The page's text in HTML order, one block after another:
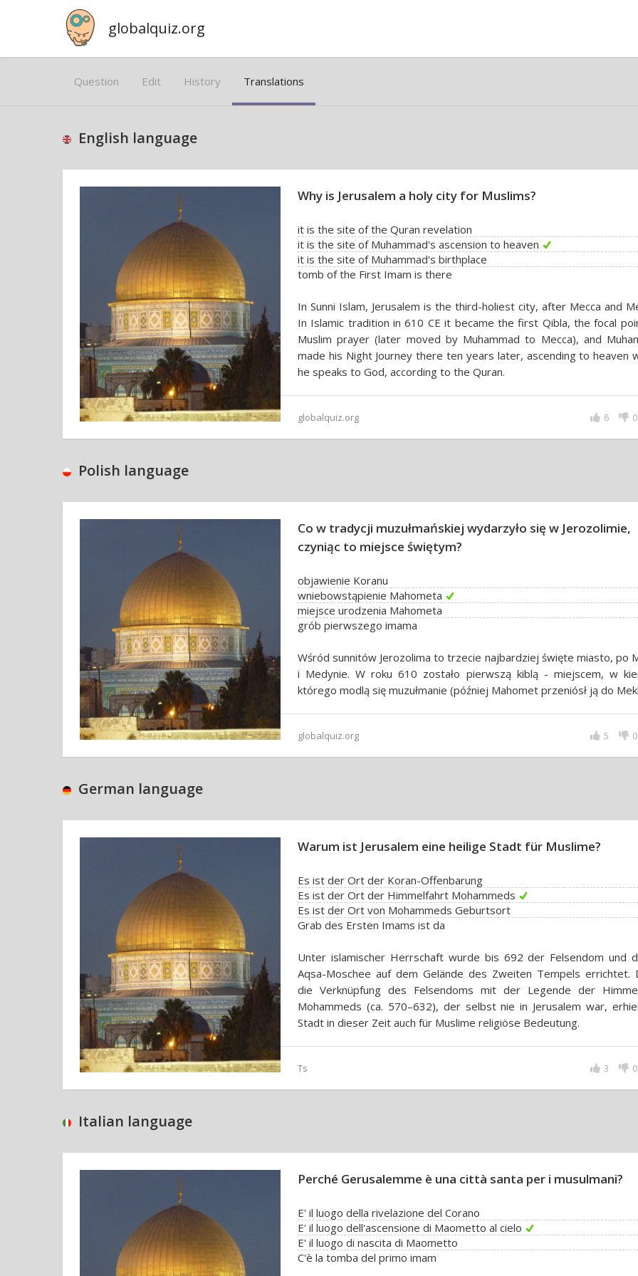
globalquiz.org
Question Edit History Translations
English language
Why is Jerusalem a holy city for Muslims?
it is the site of the Quran revelation
it is the site of Muhammad's ascension to heaven
it is the site of Muhammad's birthplace
tomb of the First Imam is there
In Sunni Islam, Jerusalem is the third-holiest city, after Mecca and
In Islamic tradition in 610 CE it became the first Qibla, the focal
Muslim prayer (later moved by Muhammad to Mecca), and
made his Night Journey there ten years later, ascending to heaven
he speaks to God, according to the Quran.
globalquiz.org 0
6
Polish language
Co w tradycji muzułmańskiej wydarzyło się w Jerozolimie,
czyniąc to miejsce świętym?
objawienie Koranu
wniebowstąpienie Mahometa
miejsce urodzenia Mahometa
grób pierwszego imama
Wśród sunnitów Jerozolima to trzecie najbardziej święte miasto, po
i Medynie. W roku 610 zostało pierwszą kiblą - miejscem, w
którego modlą się muzułmanie (później Mahomet przeniósł ją do
globalquiz.org 0
5
German language
Warum ist Jerusalem eine heilige Stadt für Muslime?
Es ist der Ort der Koran-Offenbarung
Es ist der Ort der Himmelfahrt Mohammeds
Es ist der Ort von Mohammeds Geburtsort
Grab des Ersten Imams ist da
Unter islamischer Herrschaft wurde bis 692 der Felsendom und
Aqsa-Moschee auf dem Gelände des Zweiten Tempels errichtet.
die Verknüpfung des Felsendoms mit der Legende der
Mohammeds (ca. 570–632), der selbst nie in Jerusalem war,
Stadt in dieser Zeit auch für Muslime religiöse Bedeutung.
Ts 0
3
Italian language
Perché Gerusalemme è una città santa per i musulmani?
E' il luogo della rivelazione del Corano
E' il luogo dell'ascensione di Maometto al cielo
E' il luogo di nascita di Maometto
C'è la tomba del primo imam